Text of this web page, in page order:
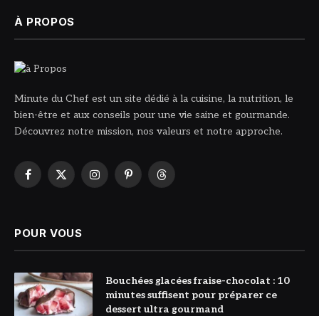
À PROPOS
Minute du Chef est un site dédié à la cuisine, la nutrition, le
bien-être et aux conseils pour une vie saine et gourmande.
Découvrez notre mission, nos valeurs et notre approche.
Facebook
X
InstagramPinterestThreads
POUR VOUS
© DR
Bouchées glacées fraise-chocolat : 10
minutes suffisent pour préparer ce
dessert ultra gourmand